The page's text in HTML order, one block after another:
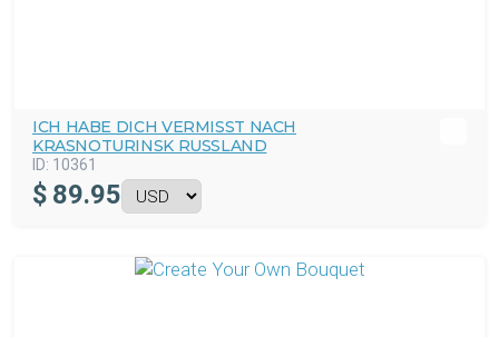
ICH HABE DICH VERMISST NACH
KRASNOTURINSK RUSSLAND
ID: 10361
$ 89.95